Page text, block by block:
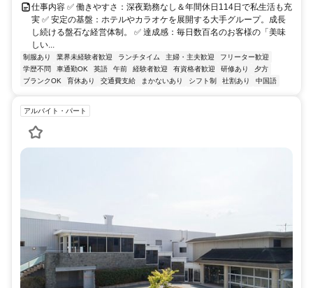
仕事内容 ✅ 働きやすさ：深夜勤務なし＆年間休日114日で私生活も充
実 ✅ 安定の基盤：ホテルやカラオケを展開する大手グループ。成長
し続ける盤石な経営体制。 ✅ 達成感：毎日数百名のお客様の「美味
しい...
制服あり 業界未経験者歓迎 ランチタイム 主婦・主夫歓迎
フリーター歓迎
学歴不問
車通勤OK 英語 午前 経験者歓迎 有資格者歓迎 研修あり
夕方
ブランクOK
育休あり 交通費支給 まかないあり シフト制 社割あり 中国語
アルバイト・パート